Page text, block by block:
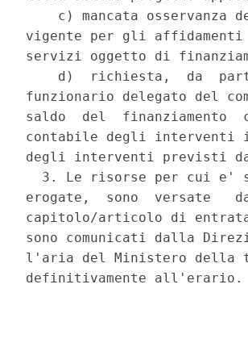
c) mancata osservanza
vigente per gli
servizi oggetto di
d)  richiesta,  da
funzionario delegato del
saldo  del  finanziamento
contabile degli interventi
degli interventi previsti
3. Le risorse per cui e'
erogate,  sono  versate
capitolo/articolo di
sono comunicati dalla
l'aria del Ministero della